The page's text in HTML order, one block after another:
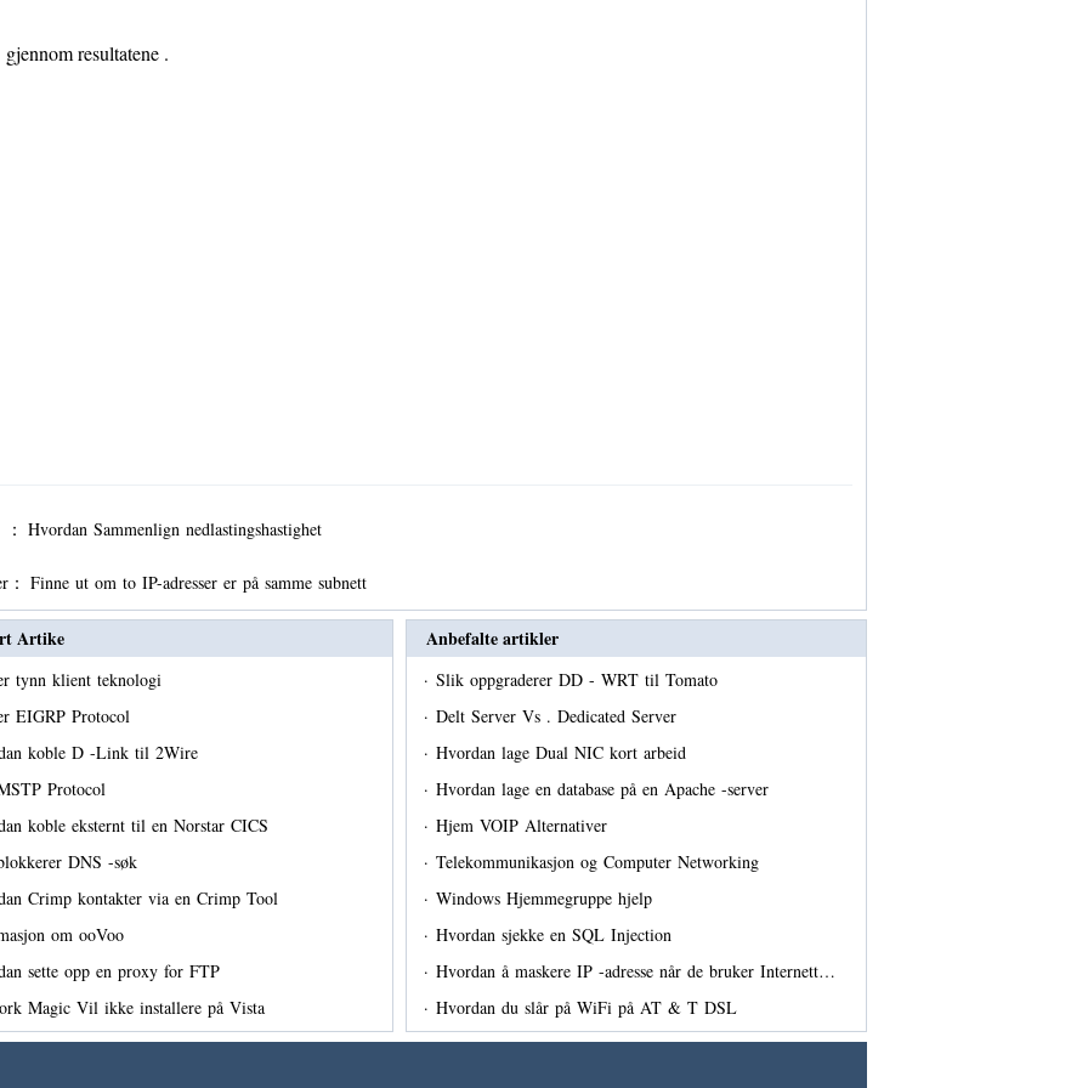
gjennom resultatene .
Hvordan Sammenlign nedlastingshastighet
Finne ut om to IP-adresser er på samme subnett
Artike
tynn klient teknologi
EIGRP Protocol
koble D -Link til 2Wire
Protocol
koble eksternt til en Norstar CICS
DNS -søk
Crimp kontakter via en Crimp Tool
om ooVoo
sette opp en proxy for FTP
Magic Vil ikke installere på Vista
Anbefalte artikler
· Slik oppgraderer DD - WRT til Tomato
· Delt Server Vs . Dedicated Server
· Hvordan lage Dual NIC kort arbeid
· Hvordan lage en database på en Apache -server
· Hjem VOIP Alternativer
· Telekommunikasjon og Computer Networking
· Windows Hjemmegruppe hjelp
· Hvordan sjekke en SQL Injection
· Hvordan å maskere IP -adresse når de bruker Internett…
· Hvordan du slår på WiFi på AT & T DSL